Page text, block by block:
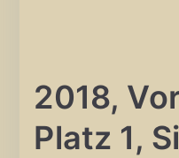
2018,
Platz 1,